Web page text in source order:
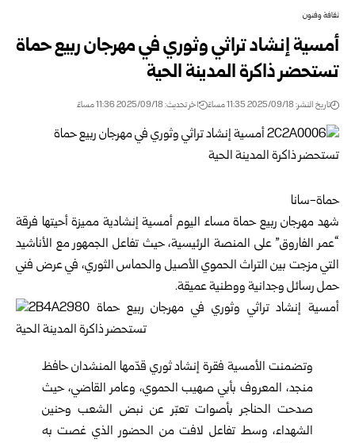
ثقافة وفنون
أمسية إنشاد تراثي وثوري في مهرجان ربيع حماة
تستحضر ذاكرة المدينة الحية
تاريخ النشر: 2025/09/18 11:35 مساءً اخر تحديث: 2025/09/18 11:36 مساءً
حماة-سانا
شهد مهرجان ربيع حماة مساء اليوم أمسية إنشادية مميزة أحيتها فرقة
“عمر الفاروق” على المنصة الرئيسية، حيث تفاعل الجمهور مع الأناشيد
التي مزجت بين التراث الحموي الأصيل والحماس الثوري، في عرض فني
حمل رسائل وجدانية ووطنية عميقة.
وتضمنت الأمسية فقرة إنشاد ثوري قدّمها المنشدان حافظ
منجد، المعروف بأبي صهيب الحموي، وعامر القاضي، حيث
صدحت الحناجر بأصوات تعبّر عن نبض الشعب وحنين
الشهداء، وسط تفاعل لافت من الحضور الذي غصت به